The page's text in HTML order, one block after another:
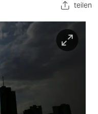
teilen